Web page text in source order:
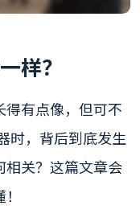
样？
得有点像，但可不
时，背后到底发生
相关？这篇文章会